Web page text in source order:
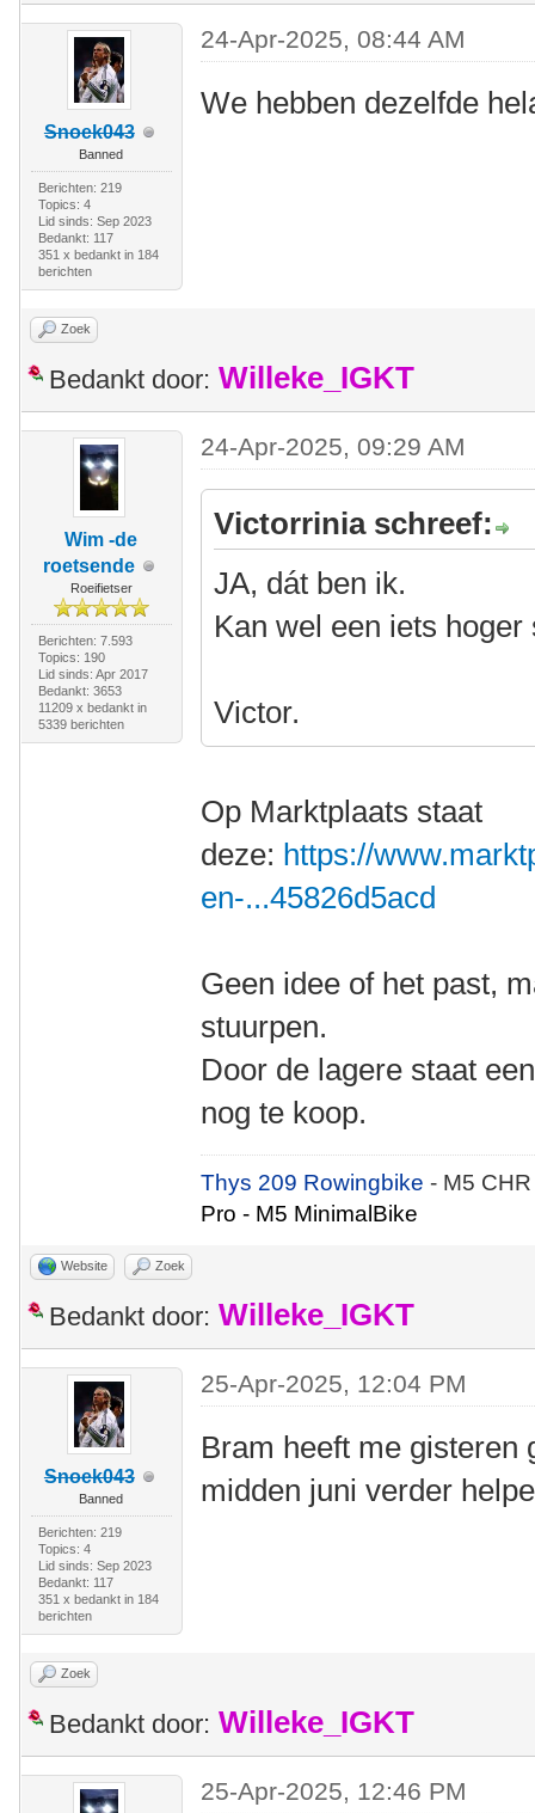
Snoek043
Banned
Berichten: 219
Topics: 4
Lid sinds: Sep 2023
Bedankt: 117
351 x bedankt in 184
berichten
24-Apr-2025, 08:44 AM
We hebben dezelfde
Zoek
Bedankt door: Willeke_IGKT
Wim -de
roetsende
Roeifietser
Berichten: 7.593
Topics: 190
Lid sinds: Apr 2017
Bedankt: 3653
11209 x bedankt in
5339 berichten
24-Apr-2025, 09:29 AM
Victorrinia schreef:
JA, dát ben ik.
Kan wel een iets
Victor.
Op Marktplaats staat
deze: https://
en-...45826d5acd
Geen idee of het past,
stuurpen.
Door de lagere staat
nog te koop.
Thys 209 Rowingbike- M5
Pro - M5 MinimalBike
Website Zoek
Bedankt door: Willeke_IGKT
Snoek043
Banned
Berichten: 219
Topics: 4
Lid sinds: Sep 2023
Bedankt: 117
351 x bedankt in 184
berichten
25-Apr-2025, 12:04 PM
Bram heeft me gisteren
midden juni verder
Zoek
Bedankt door: Willeke_IGKT
25-Apr-2025, 12:46 PM